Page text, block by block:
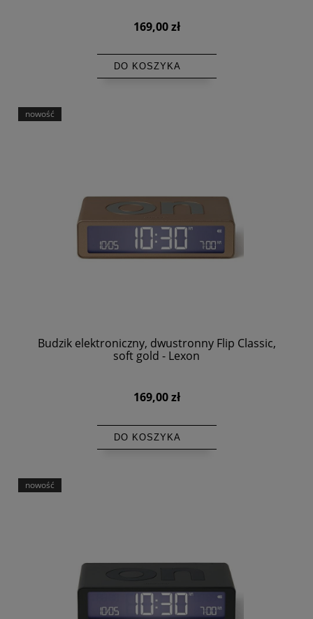
169,00 zł
DO KOSZYKA
Budzik elektroniczny, dwustronny Flip Classic,
soft gold - Lexon
169,00 zł
DO KOSZYKA
nowość
nowość